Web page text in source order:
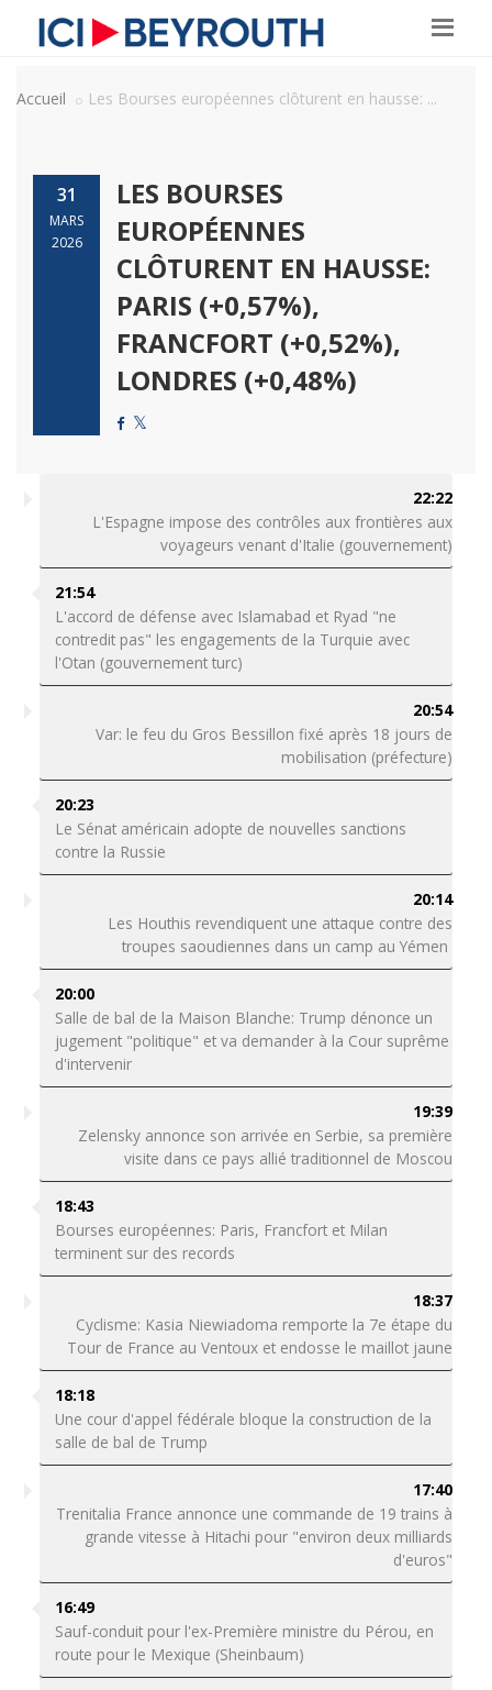
Accueil Les Bourses européennes clôturent en hausse: ...
31
MARS
2026
LES BOURSES
EUROPÉENNES
CLÔTURENT EN HAUSSE:
PARIS (+0,57%),
FRANCFORT (+0,52%),
LONDRES (+0,48%)
22:22
L'Espagne impose des contrôles aux frontières aux
voyageurs venant d'Italie (gouvernement)
21:54
L'accord de défense avec Islamabad et Ryad "ne
contredit pas" les engagements de la Turquie avec
l'Otan (gouvernement turc)
20:54
Var: le feu du Gros Bessillon fixé après 18 jours de
mobilisation (préfecture)
20:23
Le Sénat américain adopte de nouvelles sanctions
contre la Russie
20:14
Les Houthis revendiquent une attaque contre des
troupes saoudiennes dans un camp au Yémen
20:00
Salle de bal de la Maison Blanche: Trump dénonce un
jugement "politique" et va demander à la Cour suprême
d'intervenir
19:39
Zelensky annonce son arrivée en Serbie, sa première
visite dans ce pays allié traditionnel de Moscou
18:43
Bourses européennes: Paris, Francfort et Milan
terminent sur des records
18:37
Cyclisme: Kasia Niewiadoma remporte la 7e étape du
Tour de France au Ventoux et endosse le maillot jaune
18:18
Une cour d'appel fédérale bloque la construction de la
salle de bal de Trump
17:40
Trenitalia France annonce une commande de 19 trains à
grande vitesse à Hitachi pour "environ deux milliards
d'euros"
16:49
Sauf-conduit pour l'ex-Première ministre du Pérou, en
route pour le Mexique (Sheinbaum)